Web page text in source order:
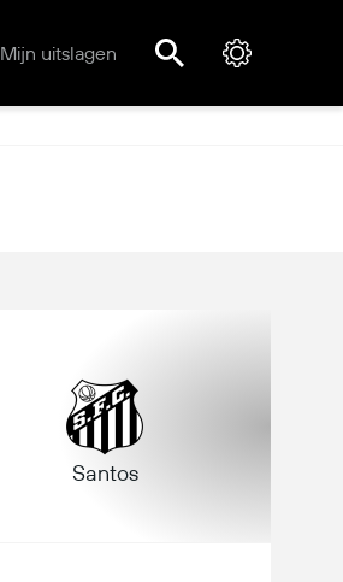
Mijn uitslagen
Santos